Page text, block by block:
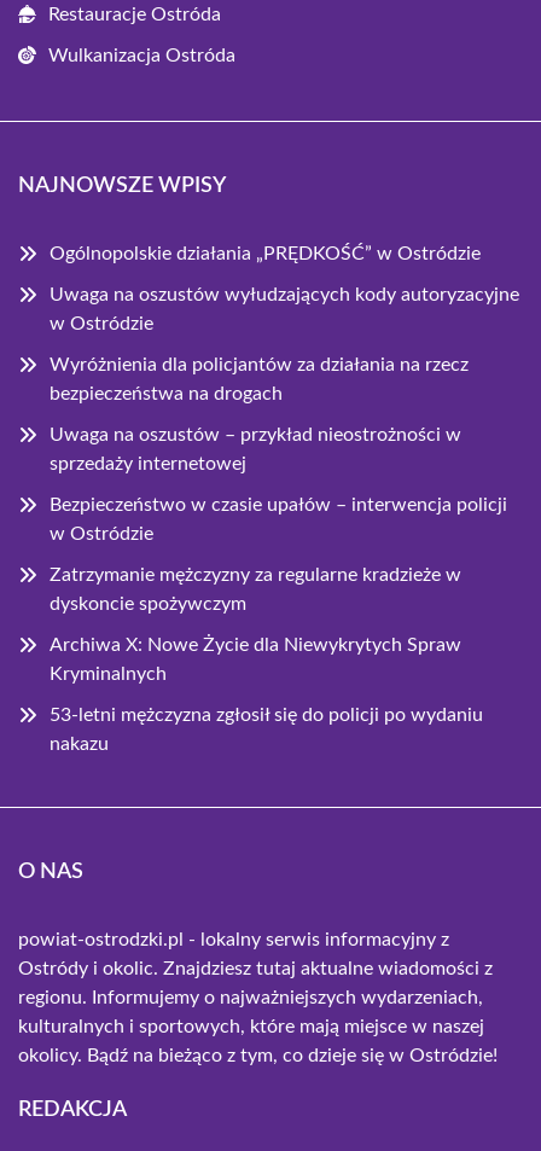
Restauracje Ostróda
Wulkanizacja Ostróda
NAJNOWSZE WPISY
Ogólnopolskie działania „PRĘDKOŚĆ” w Ostródzie
Uwaga na oszustów wyłudzających kody autoryzacyjne
w Ostródzie
Wyróżnienia dla policjantów za działania na rzecz
bezpieczeństwa na drogach
Uwaga na oszustów – przykład nieostrożności w
sprzedaży internetowej
Bezpieczeństwo w czasie upałów – interwencja policji
w Ostródzie
Zatrzymanie mężczyzny za regularne kradzieże w
dyskoncie spożywczym
Archiwa X: Nowe Życie dla Niewykrytych Spraw
Kryminalnych
53-letni mężczyzna zgłosił się do policji po wydaniu
nakazu
O NAS
powiat-ostrodzki.pl - lokalny serwis informacyjny z
Ostródy i okolic. Znajdziesz tutaj aktualne wiadomości z
regionu. Informujemy o najważniejszych wydarzeniach,
kulturalnych i sportowych, które mają miejsce w naszej
okolicy. Bądź na bieżąco z tym, co dzieje się w Ostródzie!
REDAKCJA